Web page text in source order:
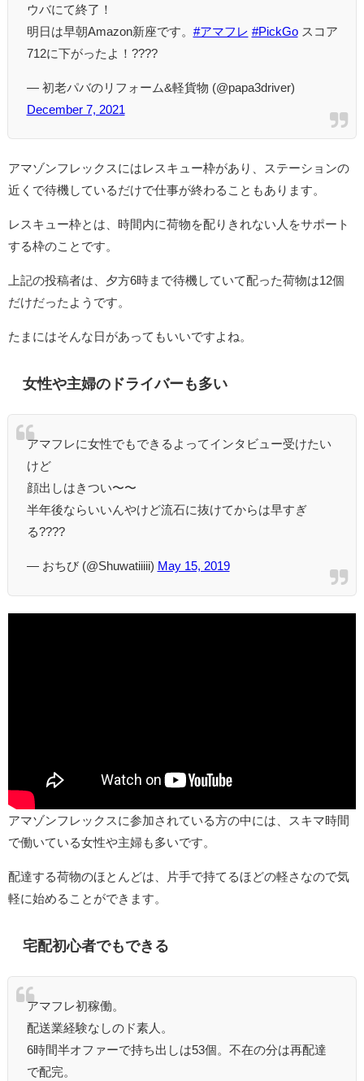
ウバにて終了！
明日は早朝Amazon新座です。 #アマフレ #PickGoスコア
712に下がったよ！????
— 初老パバのリフォーム&軽貨物 (@papa3driver)
December 7, 2021
アマゾンフレックスにはレスキュー枠があり、ステーションの
近くで待機しているだけで仕事が終わることもあります。
レスキュー枠とは、時間内に荷物を配りきれない人をサポート
する枠のことです。
上記の投稿者は、夕方6時まで待機していて配った荷物は12個
だけだったようです。
たまにはそんな日があってもいいですよね。
女性や主婦のドライバーも多い
アマフレに女性でもできるよってインタビュー受けたい
けど
顔出しはきつい〜〜
半年後ならいいんやけど流石に抜けてからは早すぎ
る????
— おちび (@Shuwatiiiii) May 15, 2019
アマゾンフレックスに参加されている方の中には、スキマ時間
で働いている女性や主婦も多いです。
配達する荷物のほとんどは、片手で持てるほどの軽さなので気
軽に始めることができます。
宅配初心者でもできる
アマフレ初稼働。
配送業経験なしのド素人。
6時間半オファーで持ち出しは53個。不在の分は再配達
で配完。